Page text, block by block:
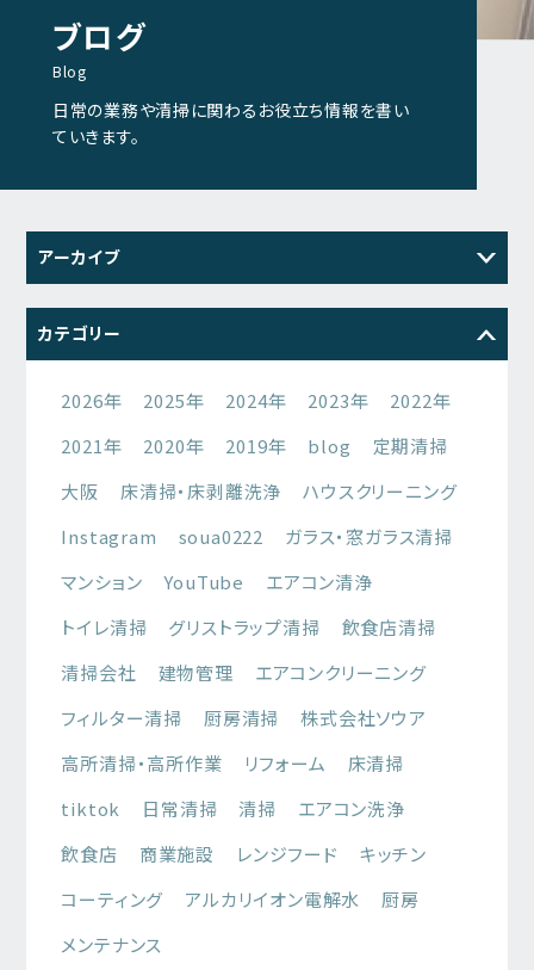
ブログ
Blog
日常の業務や清掃に関わるお役立ち情報を書い
ていきます。
アーカイブ
2026
カテゴリー
2026年 2025年 2024年 2023年
2022年
2021年
2020年 2019年 blog
定期清掃
大阪
床清掃・床剥離洗浄
ハウスクリーニング
Instagram
soua0222
ガラス・窓ガラス清掃
マンション
YouTube
エアコン清浄
トイレ清掃
グリストラップ清掃
飲食店清掃
清掃会社
建物管理
エアコンクリーニング
フィルター清掃
厨房清掃
株式会社ソウア
高所清掃・高所作業
リフォーム
床清掃
tiktok
日常清掃 清掃
エアコン洗浄
飲食店
商業施設 レンジフード
キッチン
コーティング
アルカリイオン電解水
厨房
メンテナンス